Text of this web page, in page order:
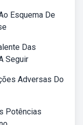
Esquema De
Das
Seguir
Adversas Do
Potências